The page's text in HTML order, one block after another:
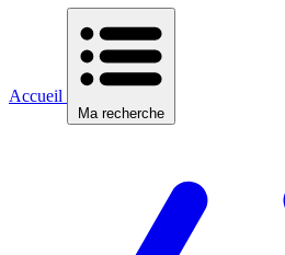
Accueil
Ma recherche